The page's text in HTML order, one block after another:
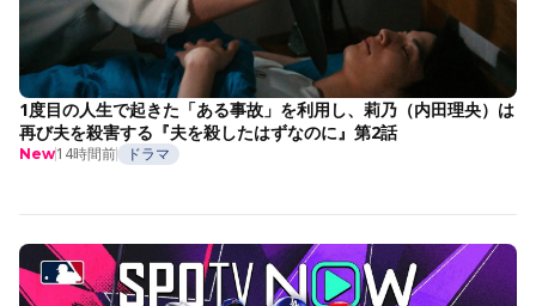
1度目の人生で起きた「ある事故」を利用し、莉乃（内田理央）は
再び夫を殺害する『夫を殺したはずなのに』第2話
New14時間前 ドラマ